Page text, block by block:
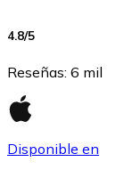
4.8/5
Reseñas: 6 mil
Disponible en